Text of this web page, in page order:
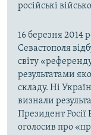
російські
16 березня 2014
Севастополя
світу
результатами
складу. Ні
визнали
Президент
оголосив про